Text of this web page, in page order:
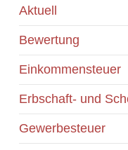
Aktuell
Bewertung
Einkommensteuer
Erbschaft- und
Gewerbesteuer